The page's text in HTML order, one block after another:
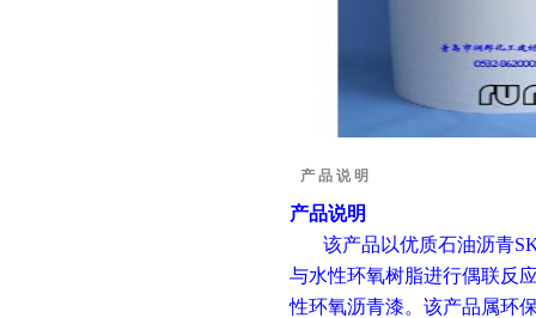
产 品 说 明
产品说明
该产品以优质石油沥青
与水性环氧树脂进行偶联反
性环氧沥青漆。该产品属环